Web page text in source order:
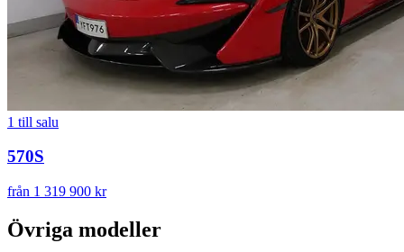
1 till salu
570S
från 1 319 900 kr
Övriga modeller